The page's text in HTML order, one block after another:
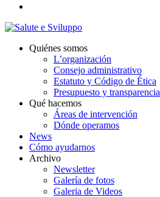
Quiénes somos
L’organización
Consejo administrativo
Estatuto y Código de Ética
Presupuesto y transparencia
Qué hacemos
Áreas de intervención
Dónde operamos
News
Cómo ayudarnos
Archivo
Newsletter
Galería de fotos
Galeria de Videos